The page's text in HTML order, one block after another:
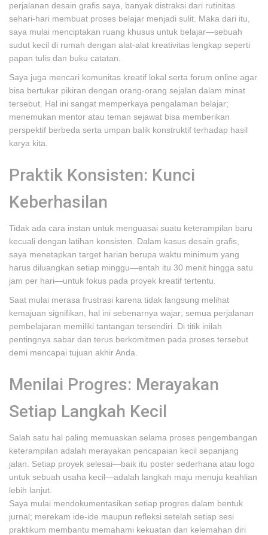
perjalanan desain grafis saya, banyak distraksi dari rutinitas
sehari-hari membuat proses belajar menjadi sulit. Maka dari itu,
saya mulai menciptakan ruang khusus untuk belajar—sebuah
sudut kecil di rumah dengan alat-alat kreativitas lengkap seperti
papan tulis dan buku catatan.
Saya juga mencari komunitas kreatif lokal serta forum online agar
bisa bertukar pikiran dengan orang-orang sejalan dalam minat
tersebut. Hal ini sangat memperkaya pengalaman belajar;
menemukan mentor atau teman sejawat bisa memberikan
perspektif berbeda serta umpan balik konstruktif terhadap hasil
karya kita.
Praktik Konsisten: Kunci
Keberhasilan
Tidak ada cara instan untuk menguasai suatu keterampilan baru
kecuali dengan latihan konsisten. Dalam kasus desain grafis,
saya menetapkan target harian berupa waktu minimum yang
harus diluangkan setiap minggu—entah itu 30 menit hingga satu
jam per hari—untuk fokus pada proyek kreatif tertentu.
Saat mulai merasa frustrasi karena tidak langsung melihat
kemajuan signifikan, hal ini sebenarnya wajar; semua perjalanan
pembelajaran memiliki tantangan tersendiri. Di titik inilah
pentingnya sabar dan terus berkomitmen pada proses tersebut
demi mencapai tujuan akhir Anda.
Menilai Progres: Merayakan
Setiap Langkah Kecil
Salah satu hal paling memuaskan selama proses pengembangan
keterampilan adalah merayakan pencapaian kecil sepanjang
jalan. Setiap proyek selesai—baik itu poster sederhana atau logo
untuk sebuah usaha kecil—adalah langkah maju menuju keahlian
lebih lanjut.
Saya mulai mendokumentasikan setiap progres dalam bentuk
jurnal; merekam ide-ide maupun refleksi setelah setiap sesi
praktikum membantu memahami kekuatan dan kelemahan diri